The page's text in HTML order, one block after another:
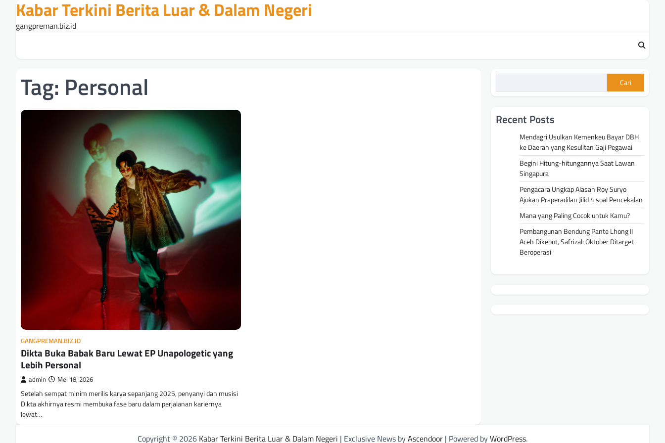
content
Kabar Terkini Berita Luar & Dalam Negeri
gangpreman.biz.id
Tag: Personal
GANGPREMAN.BIZ.ID
Dikta Buka Babak Baru Lewat EP Unapologetic yang
Lebih Personal
admin Mei 18, 2026
Setelah sempat minim merilis karya sepanjang 2025, penyanyi dan musisi
Dikta akhirnya resmi membuka fase baru dalam perjalanan kariernya
lewat…
Cari
Recent Posts
Mendagri Usulkan Kemenkeu Bayar DBH
ke Daerah yang Kesulitan Gaji Pegawai
Begini Hitung-hitungannya Saat Lawan
Singapura
Pengacara Ungkap Alasan Roy Suryo
Ajukan Praperadilan Jilid 4 soal Pencekalan
Mana yang Paling Cocok untuk Kamu?
Pembangunan Bendung Pante Lhong II
Aceh Dikebut, Safrizal: Oktober Ditarget
Beroperasi
Copyright © 2026 Kabar Terkini Berita Luar & Dalam Negeri | Exclusive News byAscendoor | Powered byWordPress.